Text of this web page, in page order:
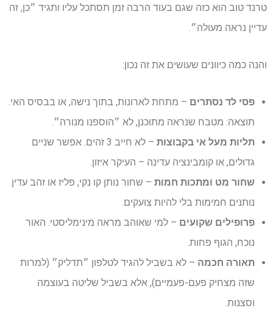
טרנד טוב הוא כזה שגם בעוד הרבה זמן תסתכל עליו ותגיד ״כן, זה
עדיין נראה מעולה״.
והנה כמה כיוונים שעושים את זה נכון:
פסי לד נסתרים – מתחת לארונות, בתוך נישה, או בבסיס האי.
תוצאה: מטבח שנראה מתוכנן, לא ״הוספנו מנורה״.
תליות מעל אי בקבוצות
– לא חייב 3 זהים. אפשר שניים
גדולים, או קומבינציה עדינה – העיקר איזון.
שחור מט ומתכות חמות – שחור נותן קו נקי, פליז או זהב עדין
נותנים חמימות בלי להיות צועקים.
פרופילים שקועים – למי שאוהב מראה מינימליסטי. האור
נוכח, הגוף פחות.
תאורה חכמה – לא בשביל להגיד לטלפון ״תדליק״ (למרות
שזה מצחיק פעם-פעמיים), אלא בשביל שליטה בעוצמה
וסצנות.